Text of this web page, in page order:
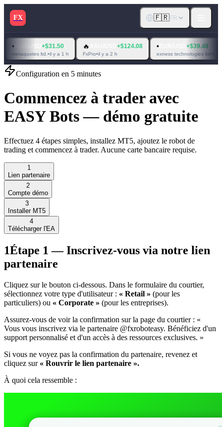
FX 🇫🇷FR
USD
ltd.•il y a 1 h
🔥XAU/USD
FxPro il y a 2 h
•EUR/USD
exness technologies ltd•il y a 1 h
Configuration en 5 minutes
Commencez à trader avec
EASY Bots — démo gratuite
Effectuez 4 étapes simples, installez MT5, ajoutez le robot de
trading et commencez à trader. Aucune carte bancaire requise.
1
Lien partenaire
2
Compte démo
3
Installer MT5
4
Télécharger l'EA
1Étape 1 — Inscrivez-vous via notre lien
partenaire
Cliquez sur le bouton ci-dessous. Dans le formulaire du courtier,
sélectionnez votre type d'utilisateur : « Retail » (pour les
particuliers) ou « Corporate » (pour les entreprises).
Assurez-vous de voir la confirmation sur la page du courtier : «
Vous vous inscrivez via le partenaire @fxroboteasy. Bénéficiez d'un
support personnalisé et d'un accès à des ressources exclusives. »
Si vous ne voyez pas la confirmation du partenaire, revenez et
cliquez sur « Rouvrir le lien partenaire ».
À quoi cela ressemble :